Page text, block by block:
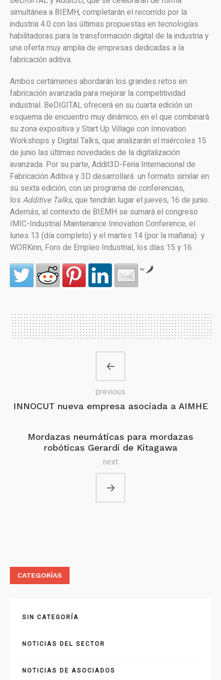
simultánea a BIEMH, completarán el recorrido por la
industria 4.0 con las últimas propuestas en tecnologías
habilitadoras para la transformación digital de la industria y
una oferta muy amplia de empresas dedicadas a la
fabricación aditiva.
Ambos certámenes abordarán los grandes retos en
fabricación avanzada para mejorar la competitividad
industrial. BeDIGITAL ofrecerá en su cuarta edición un
esquema de encuentro muy dinámico, en el que combinará
su zona expositiva y Start Up Village con Innovation
Workshops y Digital Talks, que analizarán el miércoles 15
de junio las últimas novedades de la digitalización
avanzada. Por su parte, Addit3D-Feria Internacional de
Fabricación Aditiva y 3D desarrollará un formato similar en
su sexta edición, con un programa de conferencias,
los Additive Talks,que tendrán lugar el jueves, 16 de junio.
Además, al contexto de BIEMH se sumará el congreso
IMIC-Industrial Maintenance Innovation Conference, el
lunes 13 (día completo) y el martes 14 (por la mañana) y
WORKinn, Foro de Empleo Industrial, los días 15 y 16.
by
INNOCUT nueva empresa asociada a AIMHE
previous
Mordazas neumáticas para mordazas
robóticas Gerardi de Kitagawa
next
CATEGORÍAS
SIN CATEGORÍA
NOTICIAS DEL SECTOR
NOTICIAS DE ASOCIADOS